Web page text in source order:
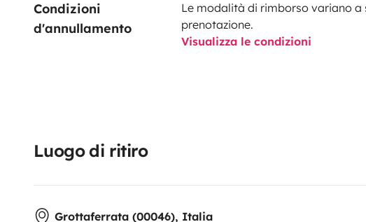
Condizioni
d'annullamento
Le modalità di rimborso variano
prenotazione.
Visualizza le condizioni
Luogo di ritiro
Grottaferrata (00046), Italia